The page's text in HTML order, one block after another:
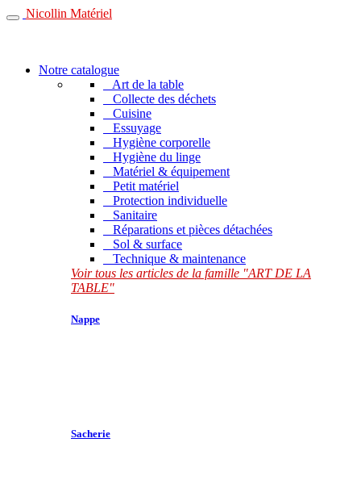
Nicollin Matériel
Notre catalogue
Art de la table
Collecte des déchets
Cuisine
Essuyage
Hygiène corporelle
Hygiène du linge
Matériel & équipement
Petit matériel
Protection individuelle
Sanitaire
Réparations et pièces détachées
Sol & surface
Technique & maintenance
Voir tous les articles de la famille "ART DE LA
TABLE"
Nappe
Sacherie